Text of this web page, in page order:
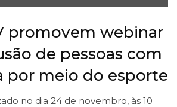
promovem webinar
de pessoas com
por meio do esporte
no dia 24 de novembro, às 10